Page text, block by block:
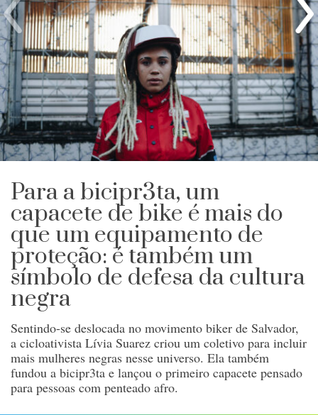
Para a bicipr3ta, um
capacete de bike é mais do
que um equipamento de
proteção: é também um
símbolo de defesa da cultura
negra
Sentindo-se deslocada no movimento biker de Salvador,
a cicloativista Lívia Suarez criou um coletivo para incluir
mais mulheres negras nesse universo. Ela também
fundou a bicipr3ta e lançou o primeiro capacete pensado
para pessoas com penteado afro.